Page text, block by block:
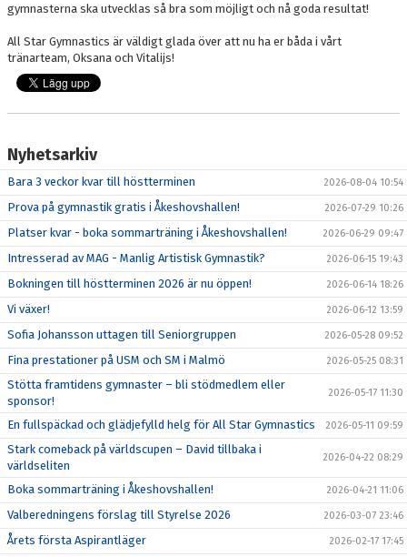
gymnasterna ska utvecklas så bra som möjligt och nå goda resultat!
All Star Gymnastics är väldigt glada över att nu ha er båda i vårt
tränarteam, Oksana och Vitalijs!
Nyhetsarkiv
Bara 3 veckor kvar till höstterminen 2026-08-04 10:54
Prova på gymnastik gratis i Åkeshovshallen! 2026-07-29 10:26
Platser kvar - boka sommarträning i Åkeshovshallen! 2026-06-29 09:47
Intresserad av MAG - Manlig Artistisk Gymnastik? 2026-06-15 19:43
Bokningen till höstterminen 2026 är nu öppen! 2026-06-14 18:26
Vi växer! 2026-06-12 13:59
Sofia Johansson uttagen till Seniorgruppen 2026-05-28 09:52
Fina prestationer på USM och SM i Malmö 2026-05-25 08:31
Stötta framtidens gymnaster – bli stödmedlem eller
sponsor!
2026-05-17 11:30
En fullspäckad och glädjefylld helg för All Star Gymnastics 2026-05-11 09:59
Stark comeback på världscupen – David tillbaka i
världseliten
2026-04-22 08:29
Boka sommarträning i Åkeshovshallen! 2026-04-21 11:06
Valberedningens förslag till Styrelse 2026 2026-03-07 23:46
Årets första Aspirantläger 2026-02-17 17:45